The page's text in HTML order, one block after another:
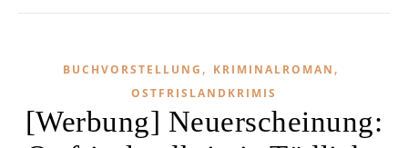
BUCHVORSTELLUNG , KRIMINALROMAN ,
OSTFRISLANDKRIMIS
[Werbung] Neuerscheinung: